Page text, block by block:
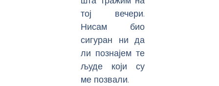
тој вечери.
Нисам био
сигуран ни да
ли познајем те
људе који су
ме позвали.